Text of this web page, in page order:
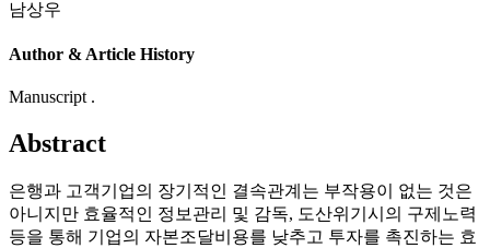
남상우
Author & Article History
Manuscript .
Abstract
은행과 고객기업의 장기적인 결속관계는 부작용이 없는 것은
아니지만 효율적인 정보관리 및 감독, 도산위기시의 구제노력
등을 통해 기업의 자본조달비용를 낮추고 투자를 촉진하는 효